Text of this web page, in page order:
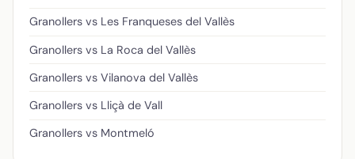
Granollers vs Les Franqueses del Vallès
Granollers vs La Roca del Vallès
Granollers vs Vilanova del Vallès
Granollers vs Lliçà de Vall
Granollers vs Montmeló